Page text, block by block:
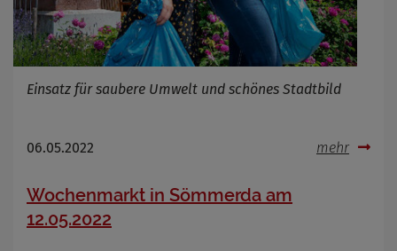
Einsatz für saubere Umwelt und schönes Stadtbild
06.05.2022 mehr
Wochenmarkt in Sömmerda am
12.05.2022
Name
Cookies die bei der Verwendung von
OpenWeatherAPI gesetzt werden
Zweck
Infos schließen